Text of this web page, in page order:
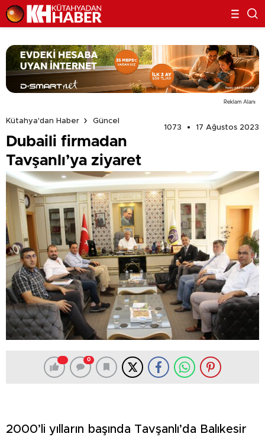
Reklam Alanı
Kütahya'dan Haber
Güncel
1073
17 Ağustos 2023
Dubaili firmadan
Tavşanlı’ya ziyaret
0
2000’li yılların başında Tavşanlı’da Balıkesir